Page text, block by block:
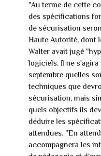
"Au terme de cette
des spécifications
de sécurisation
Haute Autorité, dont
Walter avait jugé
logiciels. Il ne s'agira
septembre quelles
techniques que
sécurisation, mais
quels objectifs ils
déduire les
attendues. "En
accompagnera les